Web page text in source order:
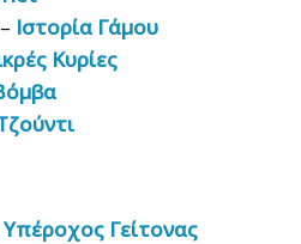
Ιστορία Γάμου
Κυρίες
Γείτονας